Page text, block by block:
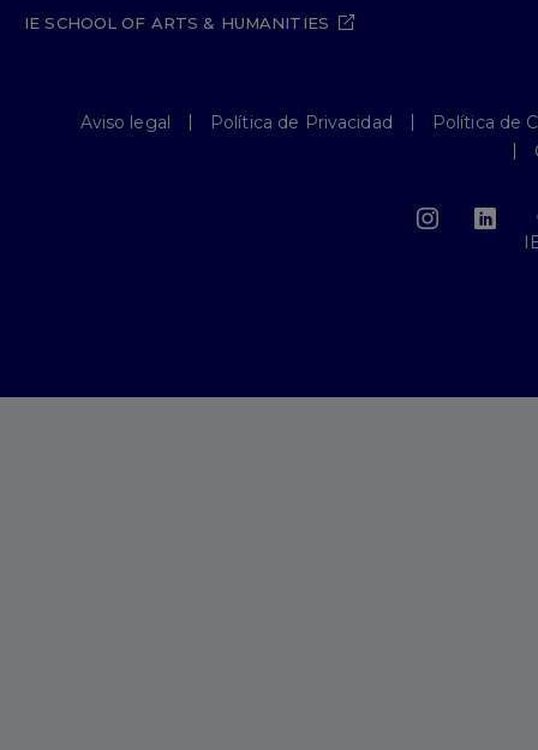
IE SCHOOL OF ARTS & HUMANITIES
Aviso legal Política de Privacidad
Política de